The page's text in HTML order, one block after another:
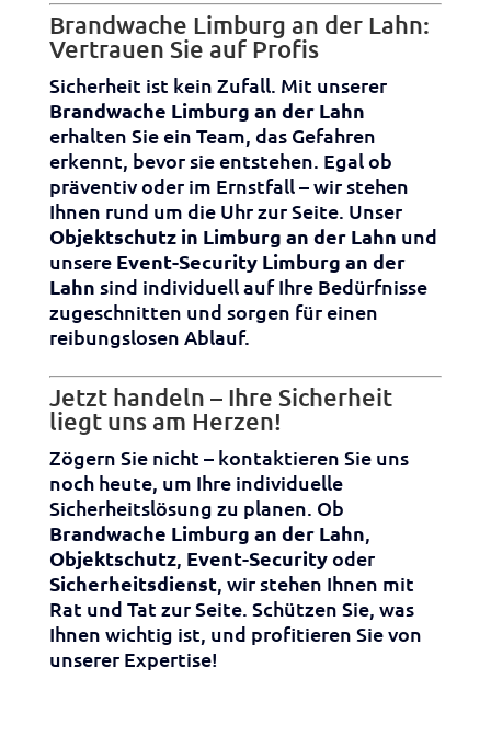
Brandwache Limburg an der Lahn:
Vertrauen Sie auf Profis
Sicherheit ist kein Zufall. Mit unserer
Brandwache Limburg an der Lahn
erhalten Sie ein Team, das Gefahren
erkennt, bevor sie entstehen. Egal ob
präventiv oder im Ernstfall – wir stehen
Ihnen rund um die Uhr zur Seite. Unser
Objektschutz in Limburg an der Lahn und
unsere Event-Security Limburg an der
Lahn sind individuell auf Ihre Bedürfnisse
zugeschnitten und sorgen für einen
reibungslosen Ablauf.
Jetzt handeln – Ihre Sicherheit
liegt uns am Herzen!
Zögern Sie nicht – kontaktieren Sie uns
noch heute, um Ihre individuelle
Sicherheitslösung zu planen. Ob
Brandwache Limburg an der Lahn,
Objektschutz, Event-Securityoder
Sicherheitsdienst, wir stehen Ihnen mit
Rat und Tat zur Seite. Schützen Sie, was
Ihnen wichtig ist, und profitieren Sie von
unserer Expertise!